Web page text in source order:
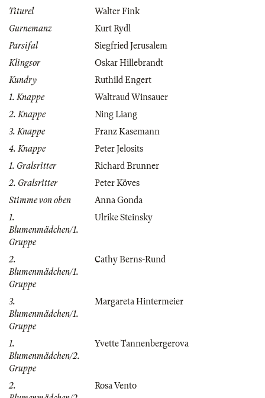
Titurel
Walter Fink
Gurnemanz
Kurt Rydl
Parsifal
Siegfried Jerusalem
Klingsor
Oskar Hillebrandt
Kundry
Ruthild Engert
1. Knappe
Waltraud Winsauer
2. Knappe
Ning Liang
3. Knappe
Franz Kasemann
4. Knappe
Peter Jelosits
1. Gralsritter
Richard Brunner
2. Gralsritter
Peter Köves
Stimme von oben
Anna Gonda
1.
Blumenmädchen/1.
Gruppe
Ulrike Steinsky
2.
Blumenmädchen/1.
Gruppe
Cathy Berns-Rund
3.
Blumenmädchen/1.
Gruppe
Margareta Hintermeier
1.
Blumenmädchen/2.
Gruppe
Yvette Tannenbergerova
2.
Rosa Vento